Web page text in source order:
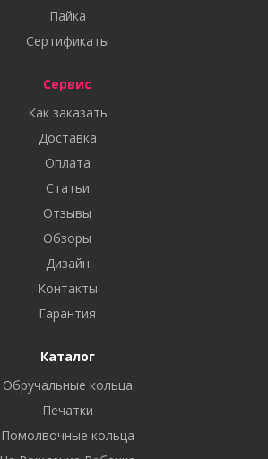
Пайка
Сертификаты
Сервис
Как заказать
Доставка
Оплата
Статьи
Отзывы
Обзоры
Дизайн
Контакты
Гарантия
Каталог
Обручальные кольца
Печатки
Помолвочные кольца